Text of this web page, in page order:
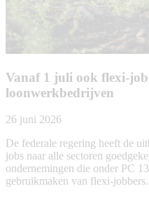
Vanaf 1 juli ook flexi-
loonwerkbedrijven
26 juni 2026
De federale regering heeft de
jobs naar alle sectoren
ondernemingen die onder PC
gebruikmaken van flexi-jobbers.